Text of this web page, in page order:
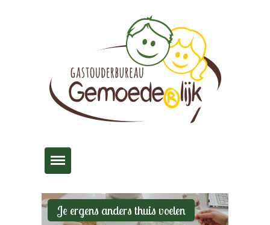
Ouders
Gastouder
Je ergens anders thuis voelen